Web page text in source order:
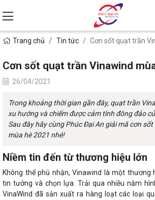
Trang chủ Tin tức Cơn sốt quạt trần
Cơn sốt quạt trần Vinawind
26/04/2021
Trong khoảng thời gian gần đây, quạt trần
xu hướng và chiếm được cảm tình đông đảo
Sau đây hãy cùng Phúc Đại An giải mã cơn
mùa hè 2021 nhé!
Niềm tin đến từ thương hiệu lớn
Không thể phủ nhận, Vinawind là một thương
tin tưởng và chọn lựa. Trải qua nhiều năm
VinaWind đã sản xuất ra hàng loạt các loại